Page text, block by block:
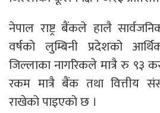
नेपाल राष्ट्र बैंकले हालै
वर्षको लुम्बिनी प्रदेशको
जिल्लाका नागरिकले मात्रै रु ९३
रकम मात्रै बैंक तथा वित्तीय
राखेको पाइएको छ ।